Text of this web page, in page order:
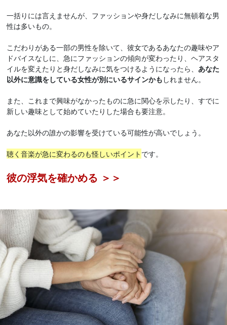
一括りには言えませんが、ファッションや身だしなみに無頓着な男
性は多いもの。
こだわりがある一部の男性を除いて、彼女であるあなたの趣味やア
ドバイスなしに、急にファッションの傾向が変わったり、ヘアスタ
イルを変えたりと身だしなみに気をつけるようになったら、あなた
以外に意識をしている女性が別にいるサインかも しれません。
また、これまで興味がなかったものに急に関心を示したり、すでに
新しい趣味として始めていたりした場合も要注意。
あなた以外の誰かの影響を受けている可能性が高いでしょう。
聴く音楽が急に変わるのも怪しいポイント です。
彼の浮気を確かめる ＞＞